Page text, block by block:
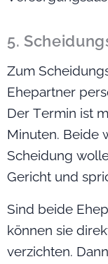
5.
Zum
Ehepartner
Der Termin ist
Minuten. Beide
Scheidung
Gericht und
Sind beide
können sie
verzichten.